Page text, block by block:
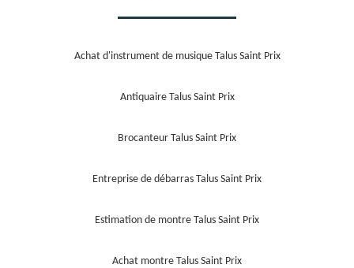
Achat d'instrument de musique Talus Saint Prix
Antiquaire Talus Saint Prix
Brocanteur Talus Saint Prix
Entreprise de débarras Talus Saint Prix
Estimation de montre Talus Saint Prix
Achat montre Talus Saint Prix